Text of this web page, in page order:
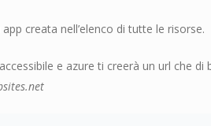
creata nell’elenco di tutte le risorse.
e azure ti creerà un url che di